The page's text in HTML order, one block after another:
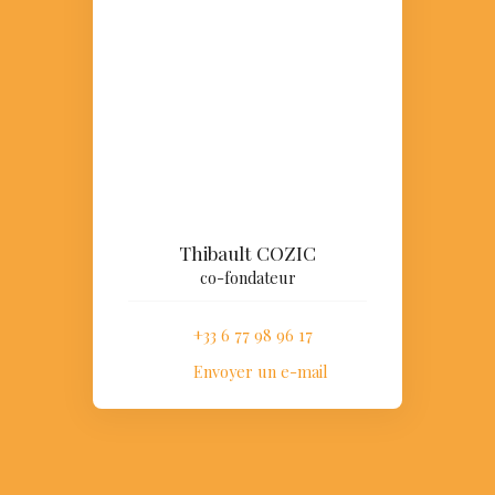
Thibault COZIC
co-fondateur
+33 6 77 98 96 17
Envoyer un e-mail